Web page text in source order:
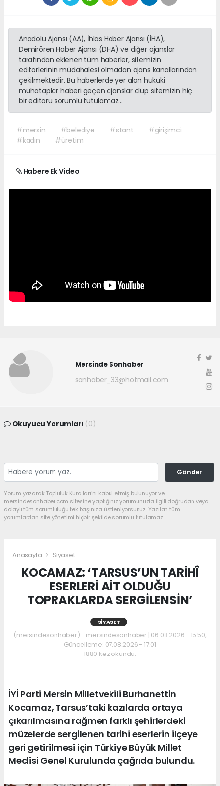
Anadolu Ajansı (AA), İhlas Haber Ajansı (İHA),
Demirören Haber Ajansı (DHA) ve diğer ajanslar
tarafından eklenen tüm haberler, sitemizin
editörlerinin müdahalesi olmadan ajans kanallarından
çekilmektedir. Bu haberlerde yer alan hukuki
muhataplar haberi geçen ajanslar olup sitemizin hiç
bir editörü sorumlu tutulamaz...
#mersin #belediye #stant
#girişimci
#kadın
#üretim
Habere Ek Video
Mersinde Sonhaber
sonhaber_33@hotmail.com
Okuyucu Yorumları (0)
Gönder
Yorum yazarak Topluluk Kuralları’nı kabul etmiş bulunuyor ve
mersindesonhaber.com sitesine yaptığınız yorumunuzla ilgili doğrudan veya
dolaylı tüm sorumluluğu tek başınıza üstleniyorsunuz. Yazılan tüm
yorumlardan site yönetimi hiçbir şekilde sorumlu tutulamaz.
Anasayfa Siyaset
KOCAMAZ: ‘TARSUS’UN TARİHÎ
ESERLERİ AİT OLDUĞU
TOPRAKLARDA SERGİLENSİN’
SIYASET
(mersindesonhaber) - mersindesonhaber | 06.08.2026 - 15:50,
Güncelleme: 07.08.2026 - 17:01
1880 kez okundu.
İYİ Parti Mersin Milletvekili Burhanettin
Kocamaz, Tarsus’taki kazılarda ortaya
çıkarılmasına rağmen farklı şehirlerdeki
müzelerde sergilenen tarihî eserlerin ilçeye
geri getirilmesi için Türkiye Büyük Millet
Meclisi Genel Kurulunda çağrıda bulundu.